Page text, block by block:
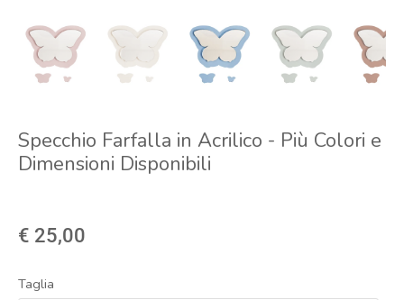
Specchio Farfalla in Acrilico - Più Colori e
Dimensioni Disponibili
€ 25,00
Taglia